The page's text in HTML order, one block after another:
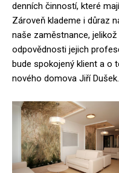
denních činností, které
Zároveň klademe i důraz
naše zaměstnance,
odpovědnosti jejich
bude spokojený klient a o
nového domova Jiří Dušek.